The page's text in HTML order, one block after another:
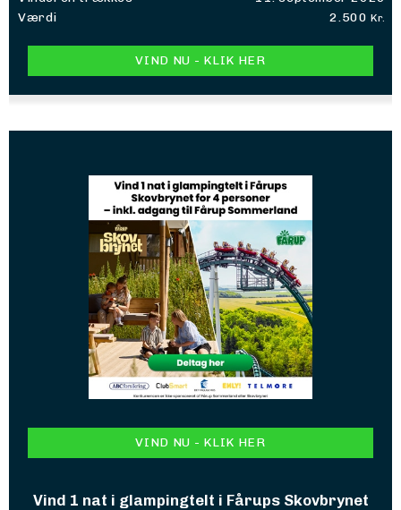
Værdi
2.500 Kr.
VIND NU - KLIK HER
VIND NU - KLIK HER
Vind 1 nat i glampingtelt i Fårups Skovbrynet